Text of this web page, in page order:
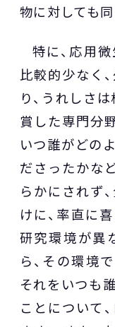
物に対しても
特に、応用
比較的少なく
り、うれしさ
賞した専門分
いつ誰がどの
ださったかな
らかにされず
けに、率直に
研究環境が異
ら、その環境
それをいつも
ことについて